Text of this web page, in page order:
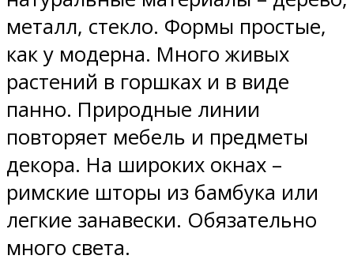
металл, стекло. Формы простые,
как у модерна. Много живых
растений в горшках и в виде
панно. Природные линии
повторяет мебель и предметы
декора. На широких окнах –
римские шторы из бамбука или
легкие занавески. Обязательно
много света.